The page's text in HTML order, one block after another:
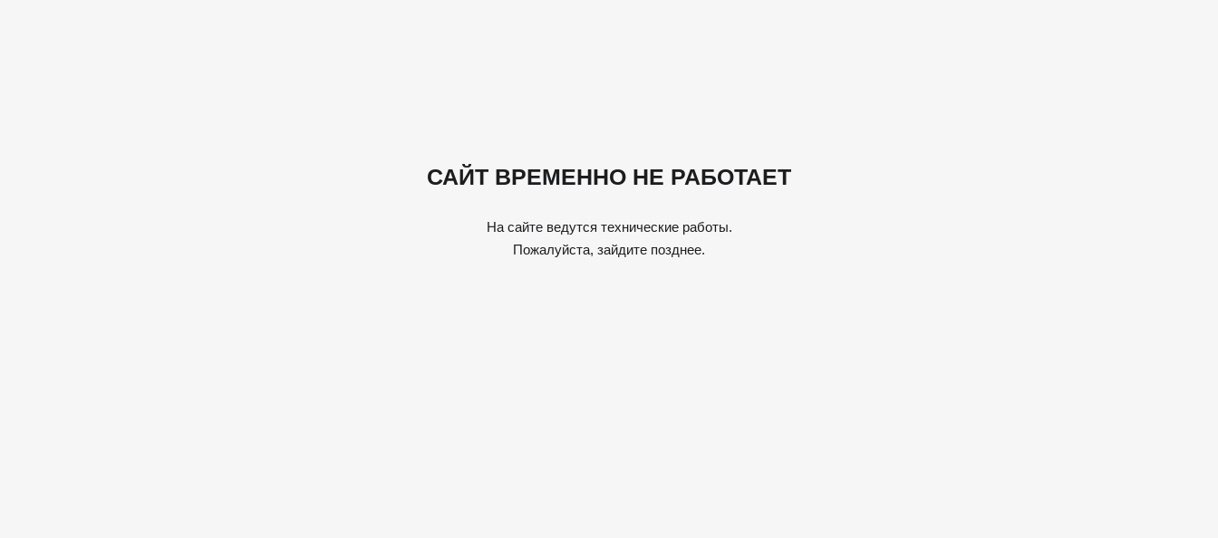
САЙТ ВРЕМЕННО НЕ РАБОТАЕТ
На сайте ведутся технические работы.
Пожалуйста, зайдите позднее.